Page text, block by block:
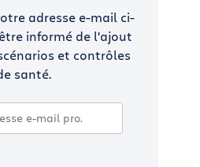
adresse e-mail ci-
informé de l'ajout
et contrôles
santé.